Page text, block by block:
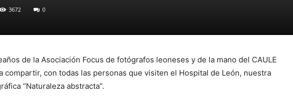
3672 0
de la Asociación Focus de fotógrafos leoneses y de la mano del CAULE
compartir, con todas las personas que visiten el Hospital de León, nuestra
“Naturaleza abstracta”.